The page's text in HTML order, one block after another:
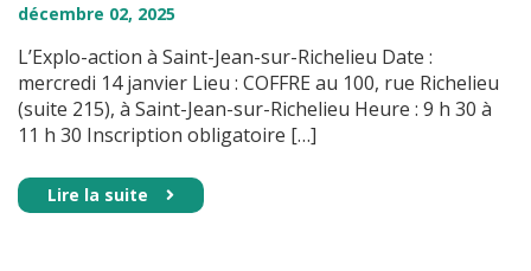
décembre 02, 2025
L’Explo-action à Saint-Jean-sur-Richelieu Date :
mercredi 14 janvier Lieu : COFFRE au 100, rue Richelieu
(suite 215), à Saint-Jean-sur-Richelieu Heure : 9 h 30 à
11 h 30 Inscription obligatoire […]
Lire la suite